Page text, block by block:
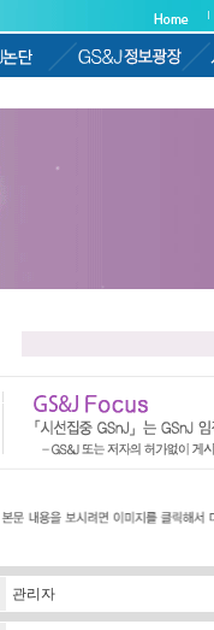
관리자